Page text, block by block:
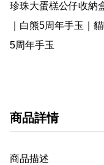
珍珠大蛋榚公仔收納
｜白熊5周年手玉｜
5周年手玉
商品詳情
商品描述